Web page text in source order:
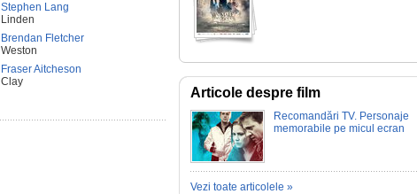
Stephen Lang
Linden
Brendan Fletcher
Weston
Fraser Aitcheson
Clay
Articole despre film
Recomandări TV. Personaje
memorabile pe micul ecran
Vezi toate articolele »